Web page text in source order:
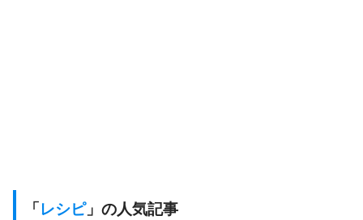
「 レシピ」の人気記事